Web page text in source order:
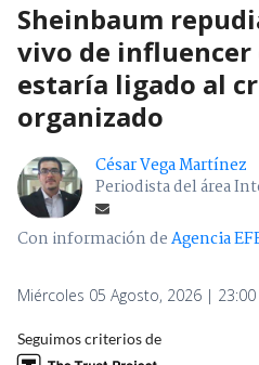
Sheinbaum
vivo de influencer
estaría ligado al
organizado
César Vega Martínez
Periodista del área
Con información deAgencia
Miércoles 05 Agosto, 2026 | 23:00
Seguimos criterios de